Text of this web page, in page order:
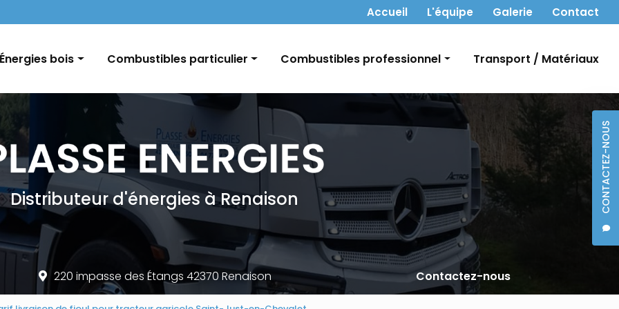
CONTACTEZ-NOUS
Navigation secondaireAccueil L'équipe Galerie Contact
Énergies bois
Pellets / Granulés de bois
Granulés vrac / palette
Bûches
Conseils et informations
Combustibles particulier
Fioul domestique
Charbon
Combustibles professionnel
Charbon
Transport / Matériaux
Distributeur d'énergies à Renaison
220 impasse des Étangs 42370 Renaison Contactez-nous